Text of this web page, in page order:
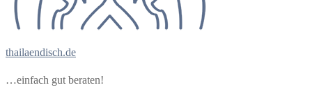
thailaendisch.de
…einfach gut beraten!